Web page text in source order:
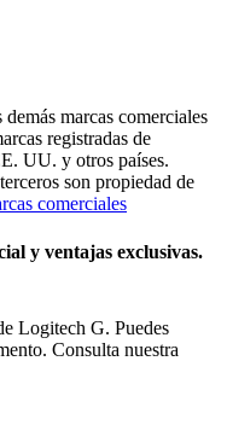
marcas comerciales
registradas de
UU. y otros países.
son propiedad de
comerciales
y ventajas exclusivas.
Logitech G. Puedes
Consulta nuestra